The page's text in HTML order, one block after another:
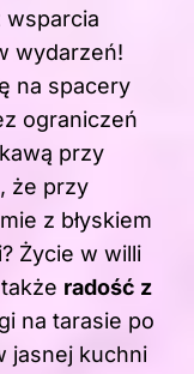
wsparcia
wydarzeń!
na spacery
ograniczeń
przy
że przy
z błyskiem
Życie w willi
radość z
na tarasie po
jasnej kuchni